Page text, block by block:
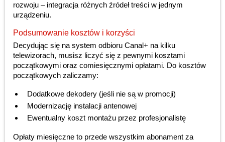
rozwoju – integracja różnych źródeł treści w jednym
urządzeniu.
Podsumowanie kosztów i korzyści
Decydując się na system odbioru Canal+ na kilku
telewizorach, musisz liczyć się z pewnymi kosztami
początkowymi oraz comiesięcznymi opłatami. Do kosztów
początkowych zaliczamy:
Dodatkowe dekodery (jeśli nie są w promocji)
Modernizację instalacji antenowej
Ewentualny koszt montażu przez profesjonalistę
Opłaty miesięczne to przede wszystkim abonament za